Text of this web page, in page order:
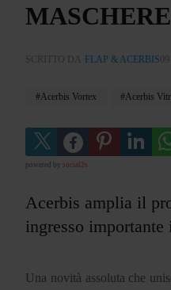
SCRITTO DA FLAP & ACERBIS
Acerbis Vortex Acerbis
powered by social2s
Acerbis amplia il
ingresso
Una novità assoluta che